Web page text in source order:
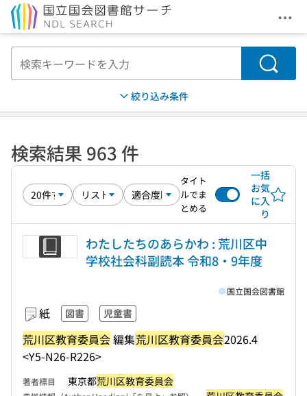
メ
検索
絞り込み条件
検索結果 963 件
タイト
ルでま
とめる
一括
お気
に入
り
わたしたちのあらかわ : 荒川区中
学校社会科副読本 令和8・9年度
紙 図書 児童書
荒川区教育委員会編集荒川区教育委員会2026.4
<Y5-N26-R226>
国立国会図書館
著者標目 東京都荒川区教育委員会